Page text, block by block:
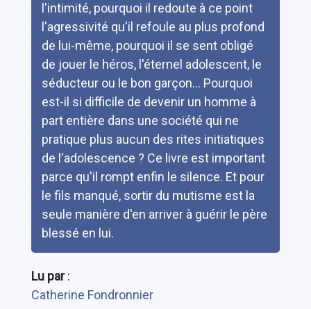
l'intimité, pourquoi il redoute à ce point
l'agressivité qu'il refoule au plus profond
de lui-même, pourquoi il se sent obligé
de jouer le héros, l'éternel adolescent, le
séducteur ou le bon garçon... Pourquoi
est-il si difficile de devenir un homme à
part entière dans une société qui ne
pratique plus aucun des rites initiatiques
de l'adolescence ? Ce livre est important
parce qu'il rompt enfin le silence. Et pour
le fils manqué, sortir du mutisme est la
seule manière d'en arriver à guérir le père
blessé en lui.
Lu par:
Catherine Fondronnier